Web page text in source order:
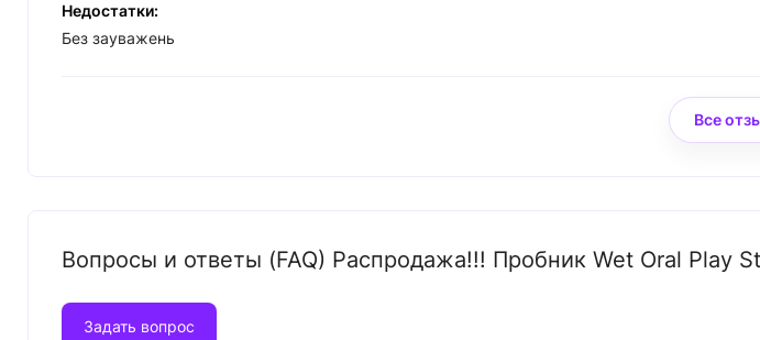
Недостатки:
Без зауважень
Все
Вопросы и ответы (FAQ) Распродажа!!! Пробник Wet Oral Play
Задать вопрос